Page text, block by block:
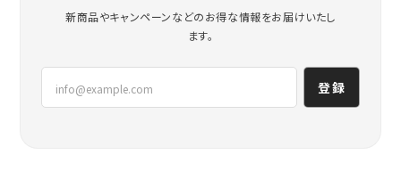
新商品やキャンペーンなどのお得な情報をお届けいたし
ます。
登録